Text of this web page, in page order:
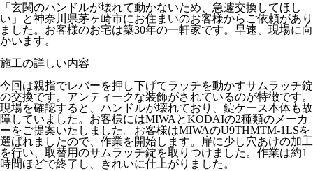
「玄関のハンドルが壊れて動かないため、急遽交換してほし
い」と神奈川県茅ヶ崎市にお住まいのお客様からご依頼があり
ました。お客様のお宅は築30年の一軒家です。早速、現場に向
かいます。
施工の詳しい内容
今回は親指でレバーを押し下げてラッチを動かすサムラッチ錠
の交換です。アンティークな装飾がされているのが特徴です。
現場を確認すると、ハンドルが壊れており、錠ケース本体も故
障していました。お客様にはMIWAとKODAIの2種類のメーカ
ーをご提案いたしました。お客様はMIWAのU9THMTM-1LSを
選ばれましたので、作業を開始します。扉に少し穴あけの加工
を行い、取替用のサムラッチ錠を取りつけました。作業は約1
時間ほどで終了し、きれいに仕上がりました。